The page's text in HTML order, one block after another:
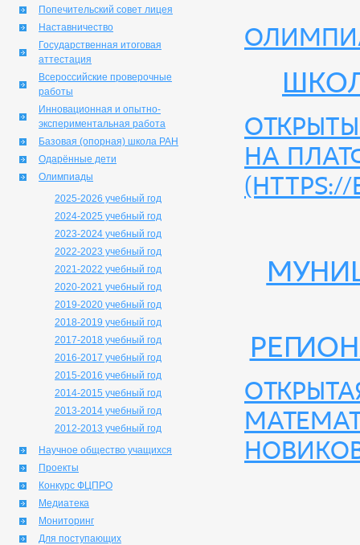
Попечительский совет лицея
Наставничество
Государственная итоговая
аттестация
Всероссийские проверочные
работы
Инновационная и опытно-
экспериментальная работа
Базовая (опорная) школа РАН
Одарённые дети
Олимпиады
2025-2026 учебный год
2024-2025 учебный год
2023-2024 учебный год
2022-2023 учебный год
2021-2022 учебный год
2020-2021 учебный год
2019-2020 учебный год
2018-2019 учебный год
2017-2018 учебный год
2016-2017 учебный год
2015-2016 учебный год
2014-2015 учебный год
2013-2014 учебный год
2012-2013 учебный год
Научное общество учащихся
Проекты
Конкурс ФЦПРО
Медиатека
Мониторинг
Для поступающих
на
(https://